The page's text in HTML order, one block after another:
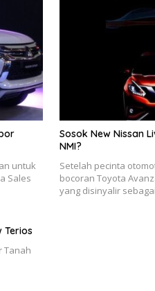
untuk
Sales
Sosok New Nissan
NMI?
Setelah pecinta
bocoran Toyota
yang disinyalir
Terios
Tanah